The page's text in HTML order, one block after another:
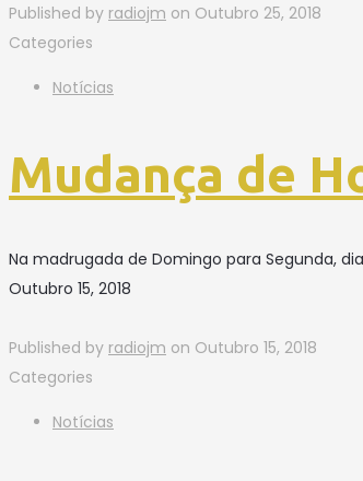
Published by radiojm on Outubro 25, 2018
Categories
Notícias
Mudança de
Na madrugada de Domingo para Segunda,
Outubro 15, 2018
Published by radiojm on Outubro 15, 2018
Categories
Notícias